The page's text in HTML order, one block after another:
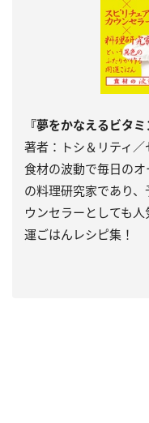
『夢をかなえるビタミ
著者：トシ＆リティ
食材の波動で毎日の
の料理研究家であり
ウンセラーとしても
運ごはんレシピ集！